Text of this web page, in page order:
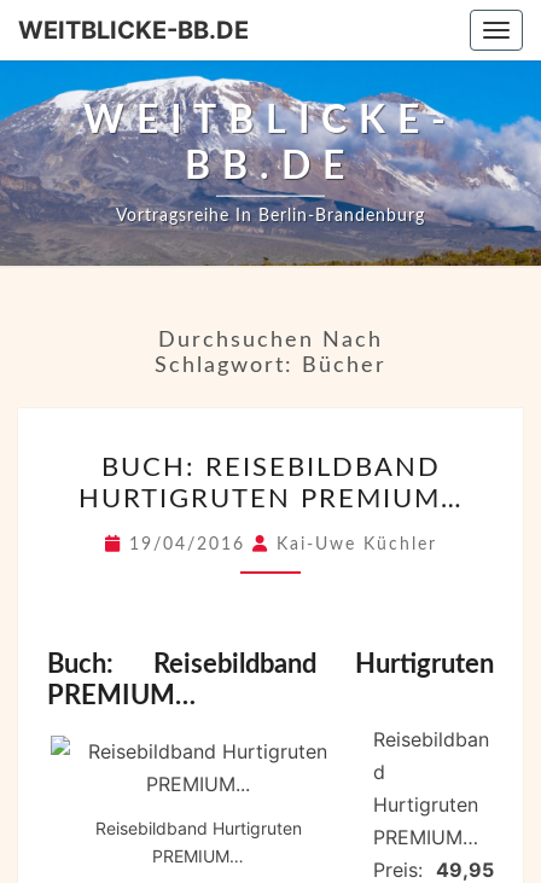
WEITBLICKE-BB.DE
WEITBLICKE-
BB.DE
Vortragsreihe In Berlin-Brandenburg
Durchsuchen Nach
Schlagwort:
Bücher
REISEBILDBAND
HURTIGRUTEN
PREMIUM…
BUCH: REISEBILDBAND
HURTIGRUTEN PREMIUM…
19/04/2016 Kai-Uwe Küchler
Buch: Reisebildband Hurtigruten
PREMIUM…
Reisebildband Hurtigruten
PREMIUM…
Reisebildban
d
Hurtigruten
PREMIUM…
Preis: 49,95